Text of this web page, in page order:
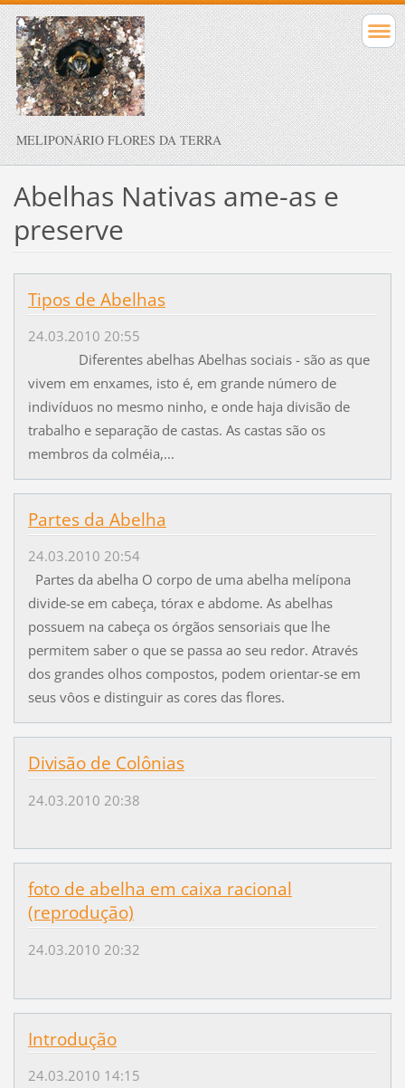
MELIPONÁRIO FLORES DA TERRA
Abelhas Nativas ame-as e
preserve
Tipos de Abelhas
24.03.2010 20:55
Diferentes abelhas Abelhas sociais - são as que
vivem em enxames, isto é, em grande número de
indivíduos no mesmo ninho, e onde haja divisão de
trabalho e separação de castas. As castas são os
membros da colméia,...
Partes da Abelha
24.03.2010 20:54
Partes da abelha O corpo de uma abelha melípona
divide-se em cabeça, tórax e abdome. As abelhas
possuem na cabeça os órgãos sensoriais que lhe
permitem saber o que se passa ao seu redor. Através
dos grandes olhos compostos, podem orientar-se em
seus vôos e distinguir as cores das flores.
Divisão de Colônias
24.03.2010 20:38
foto de abelha em caixa racional
(reprodução)
24.03.2010 20:32
Introdução
24.03.2010 14:15